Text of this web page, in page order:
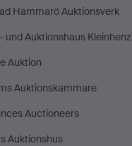
Hammarö Auktionsverk
und Auktionshaus Kleinhenz
Auktion
Auktionskammare
Auctioneers
Auktionshus